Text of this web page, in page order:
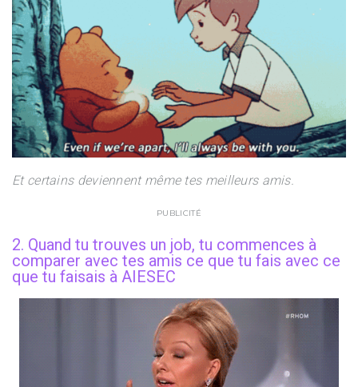
Et certains deviennent même tes meilleurs amis.
PUBLICITÉ
2. Quand tu trouves un job, tu commences à
comparer avec tes amis ce que tu fais avec ce
que tu faisais à AIESEC